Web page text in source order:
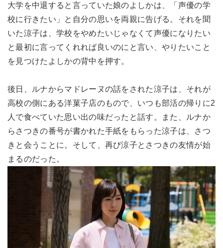
大学を中退すると言っていた娘のよしかは、「声優の学
校に行きたい」と自分の思いを両親に告げる。それを聞
いた涼子は、学校をやめたいじゃなくて声優になりたい
と最初に言ってくれれば良いのにと言い、やりたいこと
を見つけたよしかの背中を押す。
後日、ルナからマドレーヌの話をされた涼子は、それが
高校の側にある洋菓子店のもので、いつも部活の帰りに2
人で食べていた思い出の味だったと話す。また、ルナか
らさつきの番号が書かれた手紙をもらった涼子は、さつ
きと会うことに。そして、再び涼子とさつきの友情が始
まるのだった。